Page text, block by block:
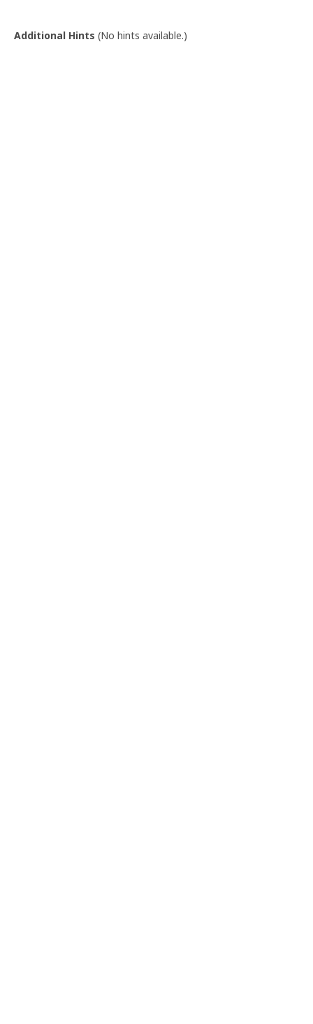
Additional Hints (No hints available.)